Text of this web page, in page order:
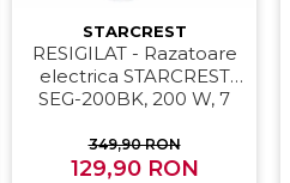
Accesorii smart TV
Suporturi TV / Monitor
Televizoare
Accesorii videoproiectoare
STARCREST
RESIGILAT - Razatoare
electrica STARCREST
SEG-200BK, 200 W, 7
349,90 RON
129,90 RON